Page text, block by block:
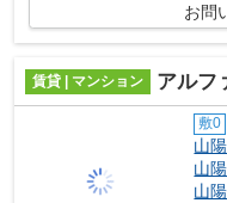
お問
賃貸 | マンション アルフ
敷0
山
山
山